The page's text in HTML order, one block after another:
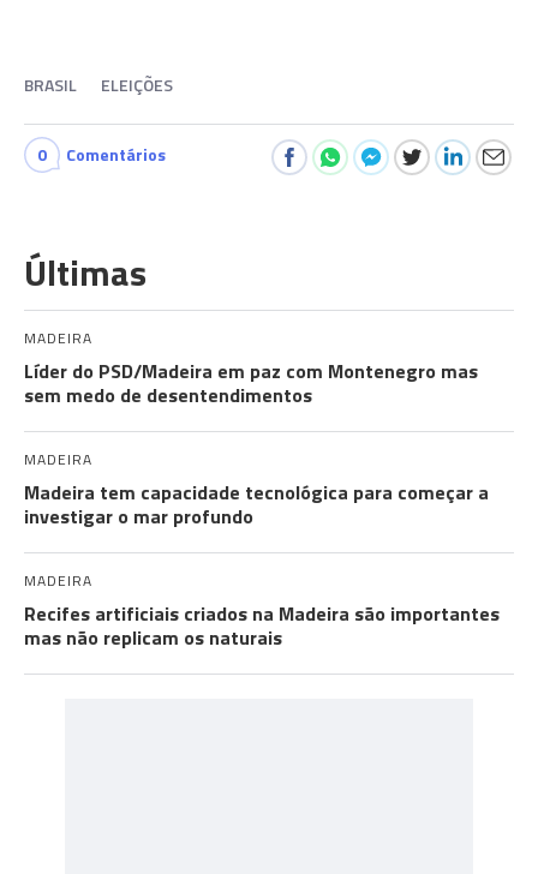
BRASIL ELEIÇÕES
0 Comentários
Últimas
MADEIRA
Líder do PSD/Madeira em paz com Montenegro mas
sem medo de desentendimentos
MADEIRA
Madeira tem capacidade tecnológica para começar a
investigar o mar profundo
MADEIRA
Recifes artificiais criados na Madeira são importantes
mas não replicam os naturais